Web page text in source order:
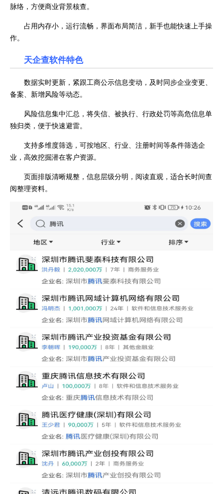
脉络，方便商业背景核查。
占用内存小，运行流畅，界面布局简洁，新手也能快速上手操
作。
天企查软件特色
数据实时更新，紧跟工商公示信息变动，及时同步企业变更、
备案、新增风险等动态。
风险信息集中汇总，将失信、被执行、行政处罚等高危信息单
独归类，便于快速避雷。
支持多维度筛选，可按地区、行业、注册时间等条件筛选企
业，高效挖掘潜在客户资源。
页面排版清晰规整，信息层级分明，阅读直观，适合长时间查
阅整理资料。